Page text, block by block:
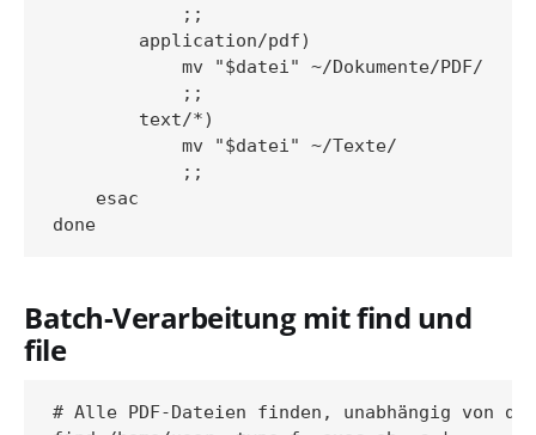
            ;;
        application/pdf)
            mv "$datei" ~/Dokumente/PDF/
            ;;
        text/*)
            mv "$datei" ~/Texte/
            ;;
    esac
Batch-Verarbeitung mit find und
file
# Alle PDF-Dateien finden, unabhängig von